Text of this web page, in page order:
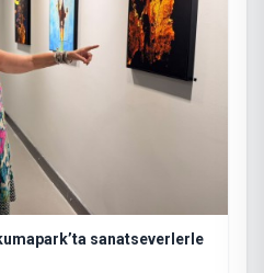
sanatseverlerle